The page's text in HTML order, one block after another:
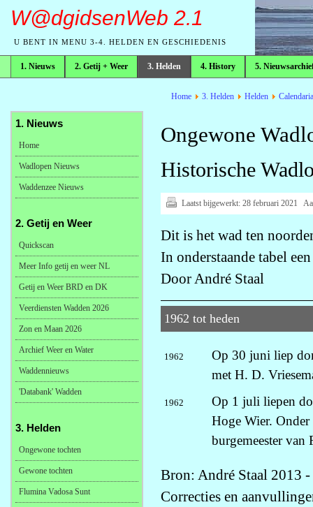
W@dgidsenWeb 2.1
U BENT IN MENU 3-4. HELDEN EN GESCHIEDENIS
1. Nieuws 2. Getij + Weer 3. Helden 4. History 5.
broodkruimelpad
Home 3. Helden Helden Calendaria
Ongewone
Historische
Laatst bijgewerkt: 28 februari 2021
Dit is het wad ten
In onderstaande tabel
Door André Staal
1962 tot heden
1962
Op 30 juni liep
met H. D.
1962
Op 1 juli liepen
Hoge Wier.
burgemeester van
Bron: André Staal 2013
Correcties en
1. Nieuws
Home
Wadlopen Nieuws
Waddenzee Nieuws
2. Getij en Weer
Quickscan
Meer Info getij en weer NL
Getij en Weer BRD en DK
Veerdiensten Wadden 2026
Zon en Maan 2026
Archief Weer en Water
Waddennieuws
'Databank' Wadden
3. Helden
Ongewone tochten
Gewone tochten
Flumina Vadosa Sunt